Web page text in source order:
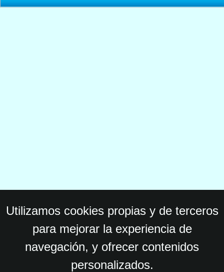
Utilizamos cookies propias y de terceros
para mejorar la experiencia de
navegación, y ofrecer contenidos
personalizados.